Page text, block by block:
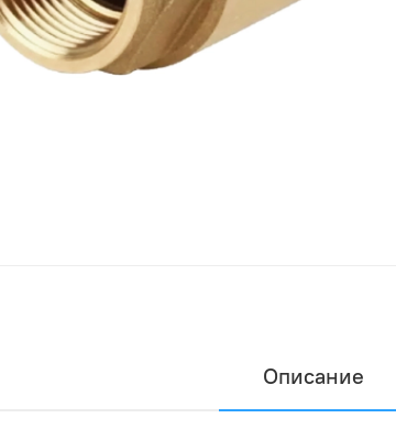
Описание